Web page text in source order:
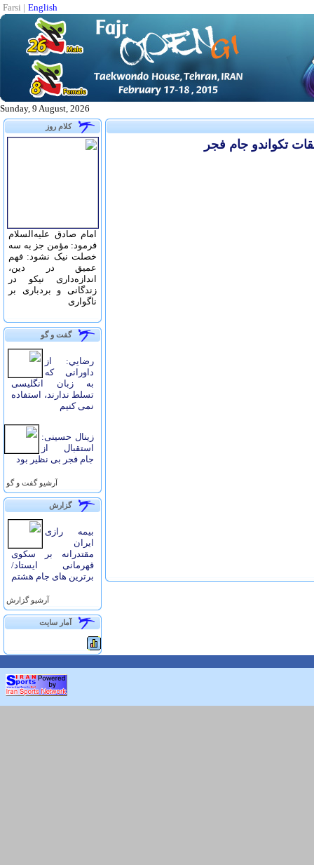
Farsi | English
Sunday, 9 August, 2026
کلام روز
امام صادق علیه‌السلام
فرمود: مؤمن جز به سه
خصلت نیک نشود: فهم
عمیق در دین،
اندازه‌دارى نیکو در
زندگانى و بردبارى بر
ناگوارى
گفت و گو
رضايي: از
داورانی که
به زبان انگلیسی
تسلط ندارند، استفاده
نمی کنیم
زینال حسینی:
استقبال از
جام فجر بی نظیر بود
آرشيو گفت و گو
گزارش
بیمه رازی
ایران
مقتدرانه بر سکوی
قهرمانی ایستاد/
برترین های جام هشتم
آرشيو گزارش
آمار سايت